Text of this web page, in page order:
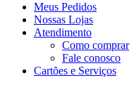
Meus Pedidos
Nossas Lojas
Atendimento
Como comprar
Fale conosco
Cartões e Serviços